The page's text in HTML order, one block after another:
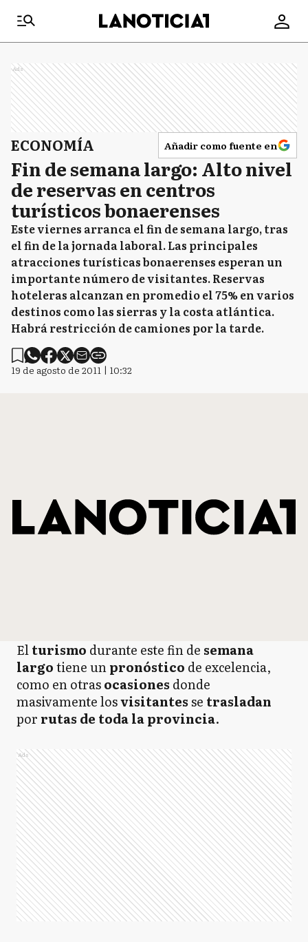
Ads
ECONOMÍA Añadir como fuente en
Fin de semana largo: Alto nivel
de reservas en centros
turísticos bonaerenses
Este viernes arranca el fin de semana largo, tras
el fin de la jornada laboral. Las principales
atracciones turísticas bonaerenses esperan un
importante número de visitantes. Reservas
hoteleras alcanzan en promedio el 75% en varios
destinos como las sierras y la costa atlántica.
Habrá restricción de camiones por la tarde.
19 de agosto de 2011 | 10:32
Elturismo durante este fin de semana
largotiene unpronóstico de excelencia,
como en otrasocasiones donde
masivamente losvisitantesse trasladan
por rutas de toda la provincia.
Ads